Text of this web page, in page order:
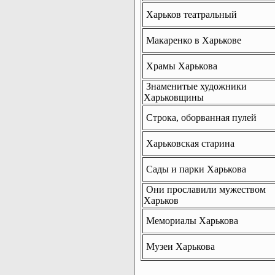
Харьков театральный
Макаренко в Харькове
Храмы Харькова
Знаменитые художники
Харьковщины
Строка, оборванная пулей
Харьковская старина
Сады и парки Харькова
Они прославили мужеством
Харьков
Мемориалы Харькова
Музеи Харькова